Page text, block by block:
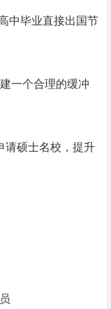
中毕业直接出国节
一个合理的缓冲
请硕士名校，提升